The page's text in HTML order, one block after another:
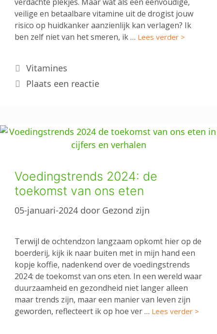
veilige en betaalbare vitamine uit de drogist jouw
risico op huidkanker aanzienlijk kan verlagen? Ik
ben zelf niet van het smeren, ik … Lees verder >
Categorieën
Vitamines
Plaats een reactie
Voedingstrends 2024: de
toekomst van ons eten
05-januari-2024 door Gezond zijn
Terwijl de ochtendzon langzaam opkomt hier op de
boerderij, kijk ik naar buiten met in mijn hand een
kopje koffie, nadenkend over de voedingstrends
2024: de toekomst van ons eten. In een wereld waar
duurzaamheid en gezondheid niet langer alleen
maar trends zijn, maar een manier van leven zijn
geworden, reflecteert ik op hoe ver … Lees verder >